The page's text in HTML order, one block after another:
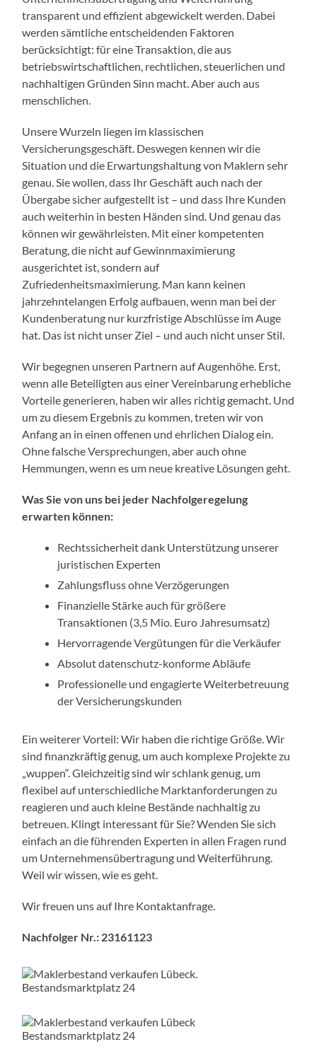
transparent und effizient abgewickelt werden. Dabei
werden sämtliche entscheidenden Faktoren
berücksichtigt: für eine Transaktion, die aus
betriebswirtschaftlichen, rechtlichen, steuerlichen und
nachhaltigen Gründen Sinn macht. Aber auch aus
menschlichen.
Unsere Wurzeln liegen im klassischen
Versicherungsgeschäft. Deswegen kennen wir die
Situation und die Erwartungshaltung von Maklern sehr
genau. Sie wollen, dass Ihr Geschäft auch nach der
Übergabe sicher aufgestellt ist – und dass Ihre Kunden
auch weiterhin in besten Händen sind. Und genau das
können wir gewährleisten. Mit einer kompetenten
Beratung, die nicht auf Gewinnmaximierung
ausgerichtet ist, sondern auf
Zufriedenheitsmaximierung. Man kann keinen
jahrzehntelangen Erfolg aufbauen, wenn man bei der
Kundenberatung nur kurzfristige Abschlüsse im Auge
hat. Das ist nicht unser Ziel – und auch nicht unser Stil.
Wir begegnen unseren Partnern auf Augenhöhe. Erst,
wenn alle Beteiligten aus einer Vereinbarung erhebliche
Vorteile generieren, haben wir alles richtig gemacht. Und
um zu diesem Ergebnis zu kommen, treten wir von
Anfang an in einen offenen und ehrlichen Dialog ein.
Ohne falsche Versprechungen, aber auch ohne
Hemmungen, wenn es um neue kreative Lösungen geht.
Was Sie von uns bei jeder Nachfolgeregelung
erwarten können:
Rechtssicherheit dank Unterstützung unserer
juristischen Experten
Zahlungsfluss ohne Verzögerungen
Finanzielle Stärke auch für größere
Transaktionen (3,5 Mio. Euro Jahresumsatz)
Hervorragende Vergütungen für die Verkäufer
Absolut datenschutz-konforme Abläufe
Professionelle und engagierte Weiterbetreuung
der Versicherungskunden
Ein weiterer Vorteil: Wir haben die richtige Größe. Wir
sind finanzkräftig genug, um auch komplexe Projekte zu
„wuppen“. Gleichzeitig sind wir schlank genug, um
flexibel auf unterschiedliche Marktanforderungen zu
reagieren und auch kleine Bestände nachhaltig zu
betreuen. Klingt interessant für Sie? Wenden Sie sich
einfach an die führenden Experten in allen Fragen rund
um Unternehmensübertragung und Weiterführung.
Weil wir wissen, wie es geht.
Wir freuen uns auf Ihre Kontaktanfrage.
Nachfolger Nr.: 23161123